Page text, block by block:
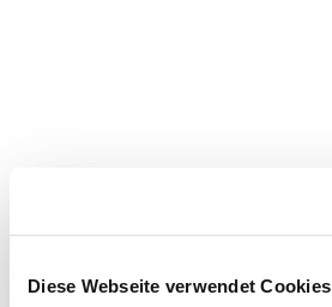
Diese Webseite verwendet Cookies